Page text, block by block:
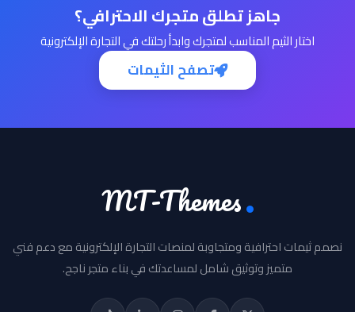
جاهز تطلق متجرك الاحترافي؟
اختار الثيم المناسب لمتجرك وابدأ رحلتك في التجارة الإلكترونية
تصفح الثيمات
MT-Themes
نصمم ثيمات احترافية ومتجاوبة لمنصات التجارة الإلكترونية مع دعم فني
متميز وتوثيق شامل لمساعدتك في بناء متجر ناجح.